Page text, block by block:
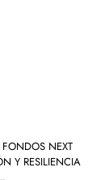
NEXT
Y RESILIENCIA